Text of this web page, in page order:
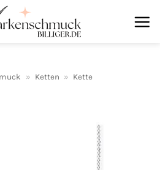
» Ketten » Kette